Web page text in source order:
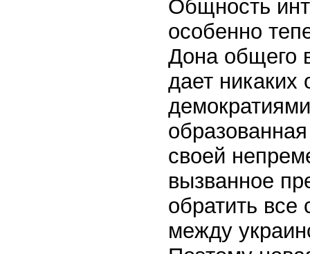
Общность
особенно
Дона общего
дает никаких
своей
вызванное
обратить все
между